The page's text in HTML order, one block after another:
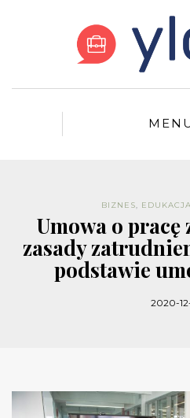
BIZNES, EDUKACJA
Umowa o pracę
zasady
podstawie
2020-